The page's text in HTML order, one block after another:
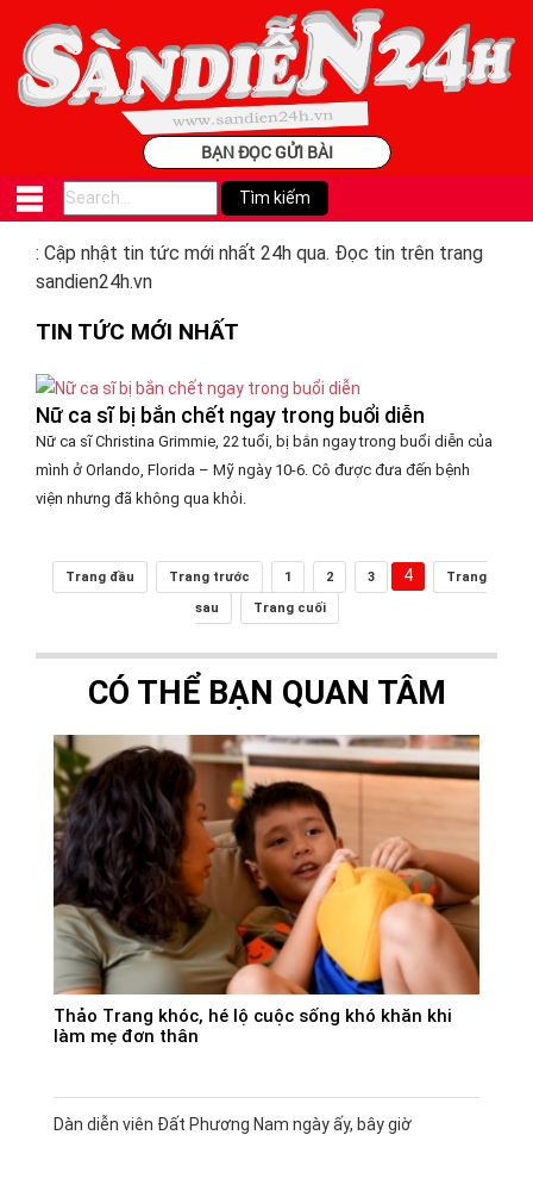
BẠN ĐỌC GỬI BÀI
: Cập nhật tin tức mới nhất 24h qua. Đọc tin trên trang
sandien24h.vn
TIN TỨC MỚI NHẤT
Nữ ca sĩ bị bắn chết ngay trong buổi diễn
Nữ ca sĩ Christina Grimmie, 22 tuổi, bị bắn ngay trong buổi diễn của
mình ở Orlando, Florida – Mỹ ngày 10-6. Cô được đưa đến bệnh
viện nhưng đã không qua khỏi.
Trang đầu Trang trước 1 2 3 4
Trang
sau
Trang cuối
CÓ THỂ BẠN QUAN TÂM
Thảo Trang khóc, hé lộ cuộc sống khó khăn khi
làm mẹ đơn thân
Dàn diễn viên Đất Phương Nam ngày ấy, bây giờ